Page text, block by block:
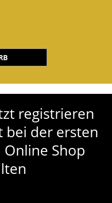
registrieren
bei der ersten
Shop